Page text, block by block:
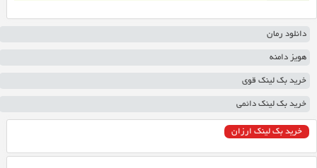
دانلود رمان
هویز دامنه
خرید بک لینک قوی
خرید بک لینک دائمی
خرید بک لینک ارزان